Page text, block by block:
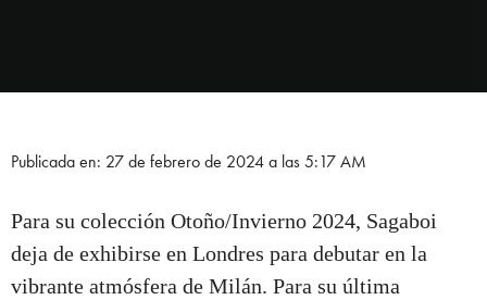
Publicada en: 27 de febrero de 2024 a las 5:17 AM
Para su colección Otoño/Invierno 2024, Sagaboi
deja de exhibirse en Londres para debutar en la
vibrante atmósfera de Milán. Para su última